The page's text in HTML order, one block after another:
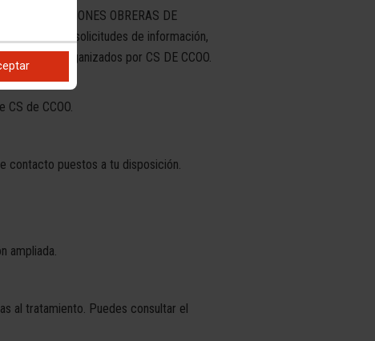
de COMISIONES OBRERAS DE
y atender a solicitudes de información,
eventos organizados por CS DE CCOO.
de CCOO.
contacto puestos a tu disposición.
ampliada.
al tratamiento. Puedes consultar el